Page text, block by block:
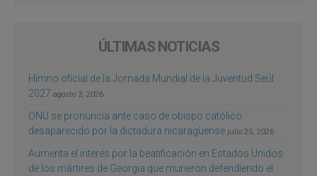
ÚLTIMAS NOTICIAS
Himno oficial de la Jornada Mundial de la Juventud Seúl
2027 agosto 3, 2026
ONU se pronuncia ante caso de obispo católico
desaparecido por la dictadura nicaragüense julio 25, 2026
Aumenta el interés por la beatificación en Estados Unidos
de los mártires de Georgia que murieron defendiendo el